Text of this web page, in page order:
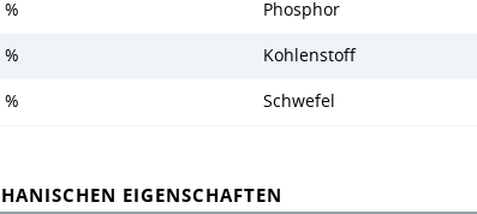
% Phosphor
% Kohlenstoff
% Schwefel
EIGENSCHAFTEN